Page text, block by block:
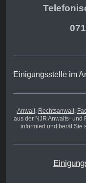
Einigungsstelle im
Anwalt, Rechtsanwalt,
aus der NJR Anwalts- und
informiert und berät Sie